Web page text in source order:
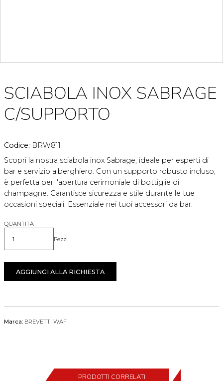
SCIABOLA INOX SABRAGE
C/SUPPORTO
Codice: BRW811
Scopri la nostra sciabola inox Sabrage, ideale per esperti di
bar e servizio alberghiero. Con un supporto robusto incluso,
è perfetta per l'apertura cerimoniale di bottiglie di
champagne. Garantisce sicurezza e stile durante le tue
occasioni speciali. Essenziale nei tuoi accessori da bar.
QUANTITÀ
Quantità Pezzi
AGGIUNGI ALLA RICHIESTA
Marca: BREVETTI WAF
PRODOTTI CORRELATI